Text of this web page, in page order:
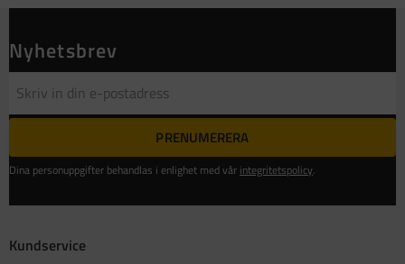
Nyhetsbrev
PRENUMERERA
Dina personuppgifter behandlas i enlighet med vår integritetspolicy.
Kundservice